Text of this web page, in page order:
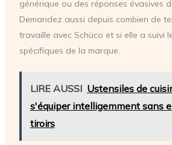
générique ou des réponses évasives
Demandez aussi depuis combien de
travaille avec Schüco et si elle a suivi
spécifiques de la marque.
LIRE AUSSI Ustensiles de
s'équiper intelligemment sans
tiroirs